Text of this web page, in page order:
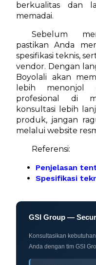
berkualitas dan
memadai.
Sebelum
pastikan Anda
spesifikasi teknis,
vendor. Dengan
Boyolali akan
lebih menonjol
profesional di
konsultasi lebih
produk, jangan
melalui website
Referensi:
Penjelasan
Spesifikasi
GSI Group —
Konsultasikan
Anda dengan tim GSI